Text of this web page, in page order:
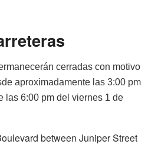
cerradas con motivo
aproximadamente las 3:00 pm
las 6:00 pm del viernes 1 de
between Juniper Street